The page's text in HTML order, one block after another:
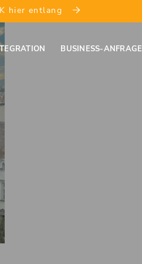
hier entlang
BUSINESS-ANFRAGE